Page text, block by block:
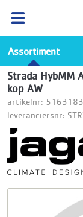
Ga naar
Assortiment
Strada HybMM
kop AW
artikelnr: 5163183
leveranciersnr: